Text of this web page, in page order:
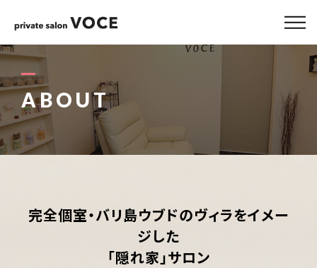
ABOUT
完全個室・バリ島ウブドのヴィラをイメー
ジした
「隠れ家」サロン
ABOUT
GALLERY
BLOG
ACCESS